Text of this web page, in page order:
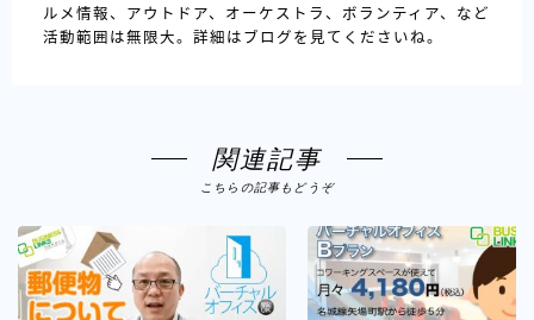
ルメ情報、アウトドア、オーケストラ、ボランティア、など
活動範囲は無限大。詳細はブログを見てくださいね。
関連記事
こちらの記事もどうぞ